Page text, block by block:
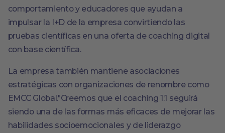
comportamiento y educadores que ayudan a
impulsar la I+D de la empresa convirtiendo las
pruebas científicas en una oferta de coaching digital
con base científica.
La empresa también mantiene asociaciones
estratégicas con organizaciones de renombre como
EMCC Global."Creemos que el coaching 1:1 seguirá
siendo una de las formas más eficaces de mejorar las
habilidades socioemocionales y de liderazgo